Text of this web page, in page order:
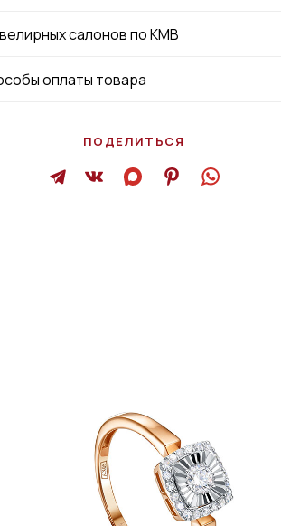
салонов по КМВ
оплаты товара
ПОДЕЛИТЬСЯ